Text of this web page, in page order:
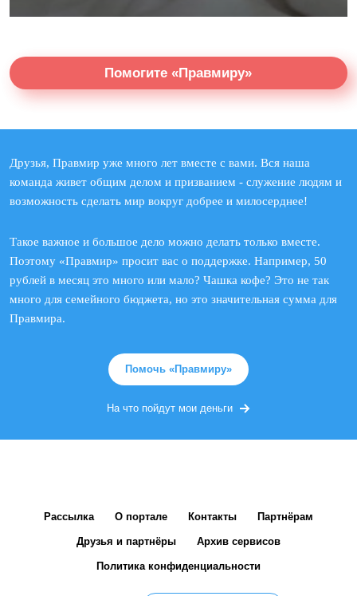
Помогите «Правмиру»
Друзья, Правмир уже много лет вместе с вами. Вся наша
команда живет общим делом и призванием - служение людям и
возможность сделать мир вокруг добрее и милосерднее!
Такое важное и большое дело можно делать только вместе.
Поэтому «Правмир» просит вас о поддержке. Например, 50
рублей в месяц это много или мало? Чашка кофе? Это не так
много для семейного бюджета, но это значительная сумма для
Правмира.
Помочь «Правмиру»
На что пойдут мои деньги
Рассылка О портале Контакты Партнёрам
Друзья и партнёры Архив сервисов
Политика конфиденциальности